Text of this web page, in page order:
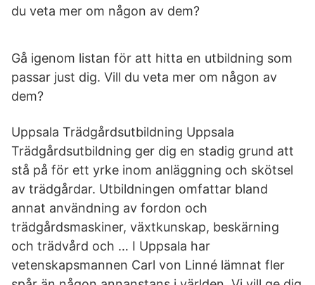
du veta mer om någon av dem?
Gå igenom listan för att hitta en utbildning som
passar just dig. Vill du veta mer om någon av
dem?
Uppsala Trädgårdsutbildning Uppsala
Trädgårdsutbildning ger dig en stadig grund att
stå på för ett yrke inom anläggning och skötsel
av trädgårdar. Utbildningen omfattar bland
annat användning av fordon och
trädgårdsmaskiner, växtkunskap, beskärning
och trädvård och … I Uppsala har
vetenskapsmannen Carl von Linné lämnat fler